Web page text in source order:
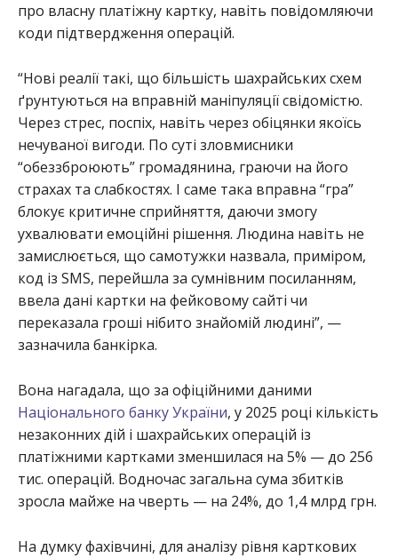
про власну платіжну картку, навіть повідомляючи
коди підтвердження операцій.
“Нові реалії такі, що більшість шахрайських схем
ґрунтуються на вправній маніпуляції свідомістю.
Через стрес, поспіх, навіть через обіцянки якоїсь
нечуваної вигоди. По суті зловмисники
“обеззброюють” громадянина, граючи на його
страхах та слабкостях. І саме така вправна “гра”
блокує критичне сприйняття, даючи змогу
ухвалювати емоційні рішення. Людина навіть не
замислюється, що самотужки назвала, приміром,
код із SMS, перейшла за сумнівним посиланням,
ввела дані картки на фейковому сайті чи
переказала гроші нібито знайомій людині”, —
зазначила банкірка.
Вона нагадала, що за офіційними даними
Національного банку України, у 2025 році кількість
незаконних дій і шахрайських операцій із
платіжними картками зменшилася на 5% — до 256
тис. операцій. Водночас загальна сума збитків
зросла майже на чверть — на 24%, до 1,4 млрд грн.
На думку фахівчині, для аналізу рівня карткових